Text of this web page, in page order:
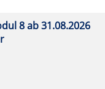
8 ab 31.08.2026